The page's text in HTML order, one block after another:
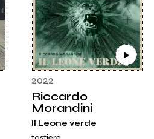
2022
Riccardo
Morandini
Il Leone verde